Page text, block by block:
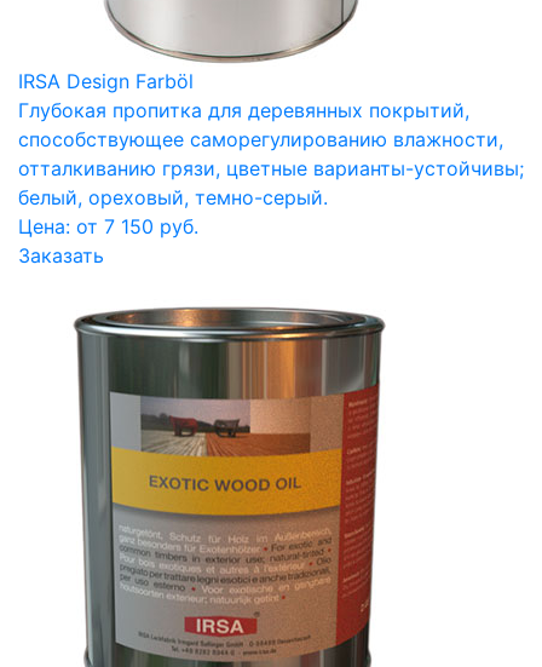
IRSA Design Farböl
Глубокая пропитка для деревянных покрытий,
способствующее саморегулированию влажности,
отталкиванию грязи, цветные варианты-устойчивы;
белый, ореховый, темно-серый.
Цена: от 7 150 руб.
Заказать